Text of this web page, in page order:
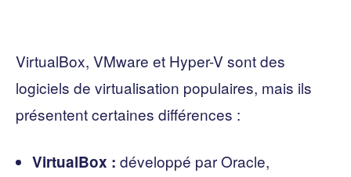
VirtualBox, VMware et Hyper-V sont des
logiciels de virtualisation populaires, mais ils
présentent certaines différences :
VirtualBox : développé par Oracle,